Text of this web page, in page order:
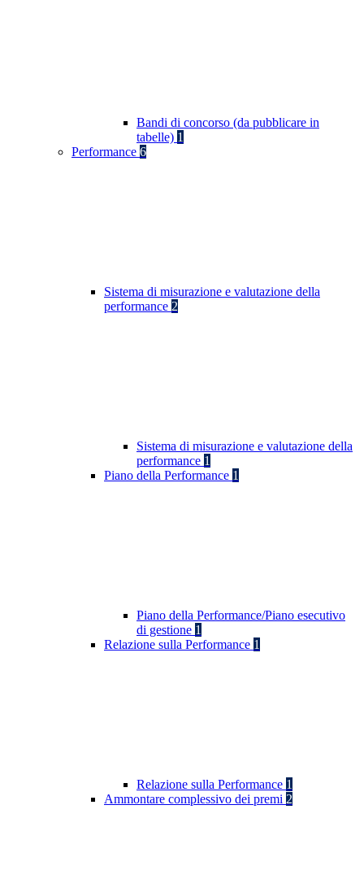
Bandi di concorso (da pubblicare in
tabelle) 1
Performance 6
Sistema di misurazione e valutazione della
performance 2
Sistema di misurazione e valutazione della
performance 1
Piano della Performance 1
Piano della Performance/Piano esecutivo
di gestione 1
Relazione sulla Performance 1
Relazione sulla Performance 1
Ammontare complessivo dei premi 2